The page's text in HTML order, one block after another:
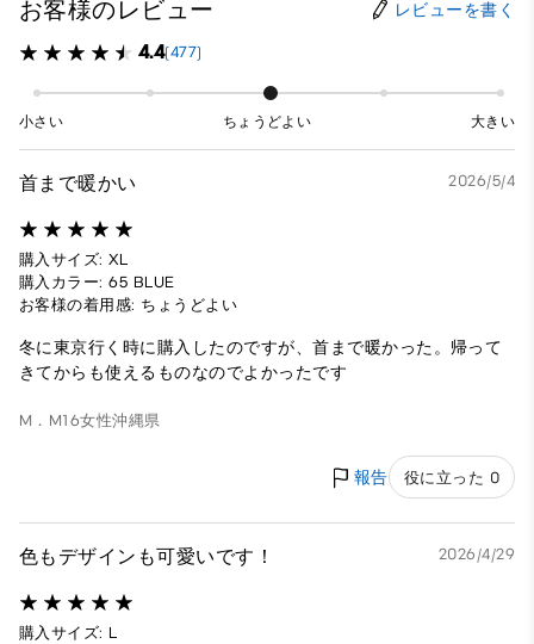
お客様のレビュー レビューを書く
4.4(477)
小さい ちょうどよい 大きい
首まで暖かい 2026/5/4
購入サイズ: XL
購入カラー: 65 BLUE
お客様の着用感: ちょうどよい
冬に東京行く時に購入したのですが、首まで暖かった。帰って
きてからも使えるものなのでよかったです
M．M16女性沖縄県
報告 役に立った 0
色もデザインも可愛いです！ 2026/4/29
購入サイズ: L